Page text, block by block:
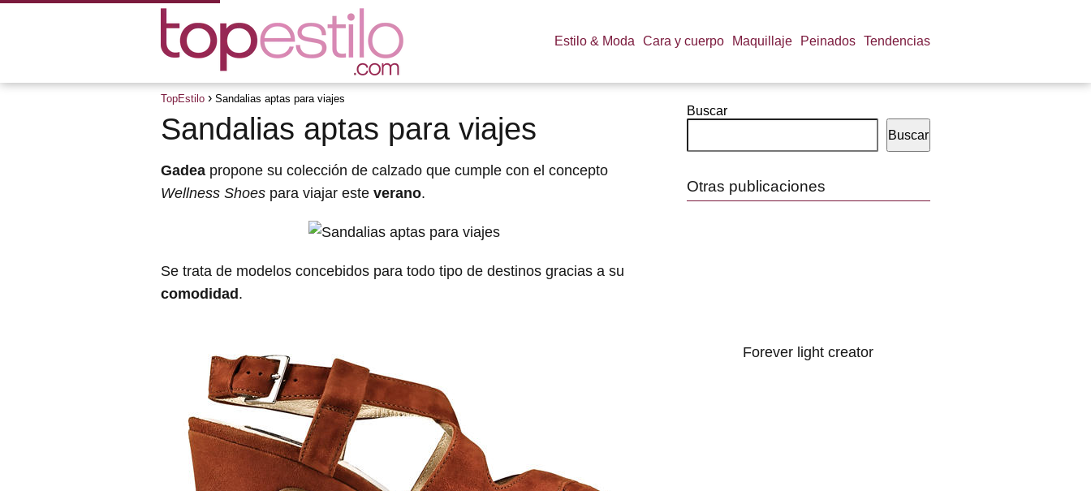
Estilo & Moda Cara y cuerpo Maquillaje Peinados Tendencias
TopEstilo Sandalias aptas para viajes
Sandalias aptas para viajes
Gadea propone su colección de calzado que cumple con el concepto
Wellness Shoes para viajar este verano.
Se trata de modelos concebidos para todo tipo de destinos gracias a su
comodidad .
Buscar
Buscar
Otras publicaciones
Forever light creator